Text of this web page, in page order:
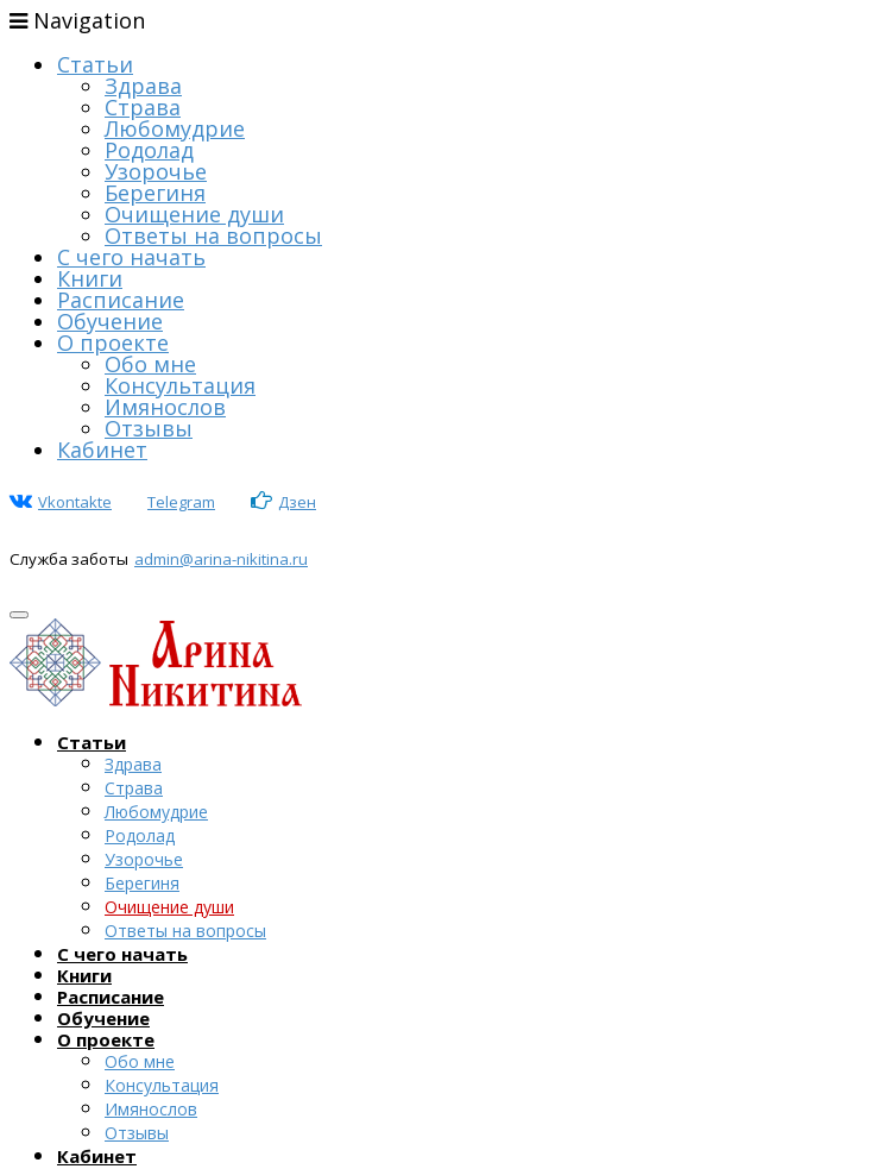
Navigation
Статьи
Здрава
Страва
Любомудрие
Родолад
Узорочье
Берегиня
Очищение души
Ответы на вопросы
С чего начать
Книги
Расписание
Обучение
О проекте
Обо мне
Консультация
Имянослов
Отзывы
Кабинет
Vkontakte Telegram Дзен
Служба заботы admin@arina-nikitina.ru
Статьи
Здрава
Страва
Любомудрие
Родолад
Узорочье
Берегиня
Очищение души
Ответы на вопросы
С чего начать
Книги
Расписание
Обучение
О проекте
Обо мне
Консультация
Имянослов
Отзывы
Кабинет